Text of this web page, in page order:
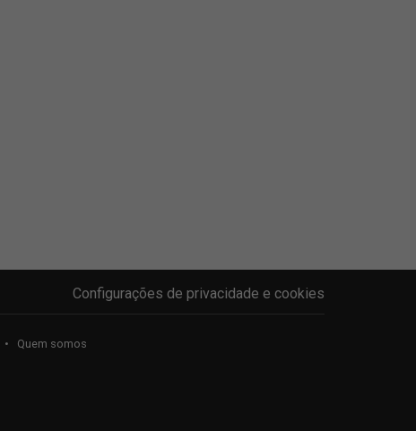
Configurações de privacidade e cookies
•
Quem somos